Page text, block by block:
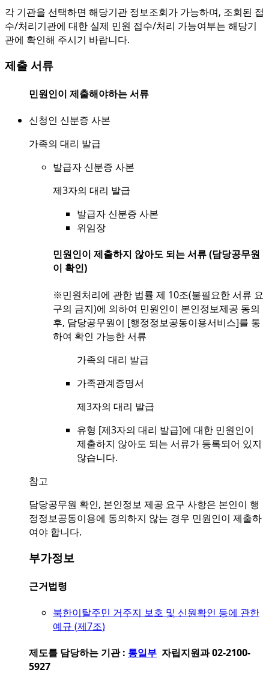
각 기관을 선택하면 해당기관 정보조회가 가능하며, 조회된 접
수/처리기관에 대한 실제 민원 접수/처리 가능여부는 해당기
관에 확인해 주시기 바랍니다.
제출 서류
민원인이 제출해야하는 서류
신청인 신분증 사본
가족의 대리 발급
발급자 신분증 사본
제3자의 대리 발급
발급자 신분증 사본
위임장
민원인이 제출하지 않아도 되는 서류 (담당공무원
이 확인)
※민원처리에 관한 법률 제 10조(불필요한 서류 요
구의 금지)에 의하여 민원인이 본인정보제공 동의
후, 담당공무원이 [행정정보공동이용서비스]를 통
하여 확인 가능한 서류
가족의 대리 발급
가족관계증명서
제3자의 대리 발급
유형 [제3자의 대리 발급]에 대한 민원인이
제출하지 않아도 되는 서류가 등록되어 있지
않습니다.
참고
담당공무원 확인, 본인정보 제공 요구 사항은 본인이 행
정정보공동이용에 동의하지 않는 경우 민원인이 제출하
여야 합니다.
부가정보
근거법령
북한이탈주민 거주지 보호 및 신원확인 등에 관한
예규 (제7조)
제도를 담당하는 기관 : 통일부 자립지원과 02-2100-
5927